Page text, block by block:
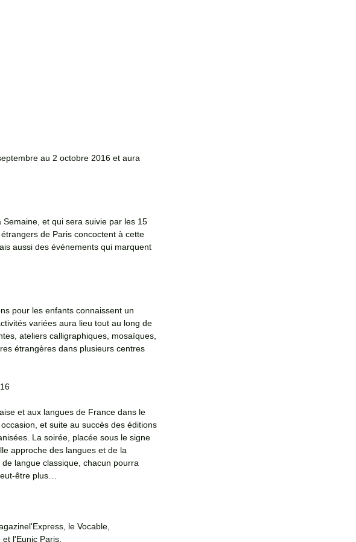
au 2 octobre 2016 et aura
et qui sera suivie par les 15
de Paris concoctent à cette
aussi des événements qui marquent
pour les enfants connaissent un
variées aura lieu tout au long de
ateliers calligraphiques, mosaïques,
étrangères dans plusieurs centres
et aux langues de France dans le
et suite au succès des éditions
La soirée, placée sous le signe
approche des langues et de la
langue classique, chacun pourra
être plus…
le Vocable,
l'Eunic Paris.